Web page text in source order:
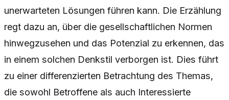
unerwarteten Lösungen führen kann. Die Erzählung
regt dazu an, über die gesellschaftlichen Normen
hinwegzusehen und das Potenzial zu erkennen, das
in einem solchen Denkstil verborgen ist. Dies führt
zu einer differenzierten Betrachtung des Themas,
die sowohl Betroffene als auch Interessierte